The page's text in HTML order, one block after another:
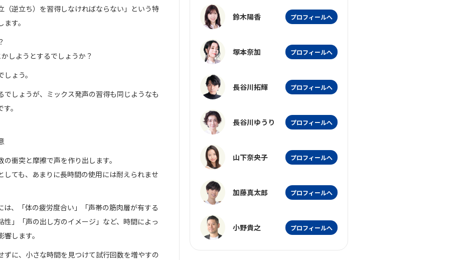
（逆立ち）を習得しなければならない」という特
す。
しようとするでしょうか？
ょう。
でしょうが、ミックス発声の習得も同じようなも
。
衝突と摩擦で声を作り出します。
しても、あまりに長時間の使用には耐えられませ
は、「体の疲労度合い」「声帯の筋肉層が有する
性」「声の出し方のイメージ」など、時間によっ
します。
ずに、小さな時間を見つけて試行回数を増やすの
鈴木陽香 プロフィールへ
塚本奈加 プロフィールへ
長谷川拓輝 プロフィールへ
長谷川ゆうり プロフィールへ
山下奈央子 プロフィールへ
加藤真太郎 プロフィールへ
小野貴之 プロフィールへ